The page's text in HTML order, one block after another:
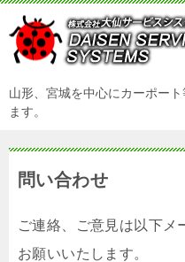
山形、宮城を中心にカーポー
ます。
問い合わせ
ご連絡、ご意見は以下メ
お願いいたします。